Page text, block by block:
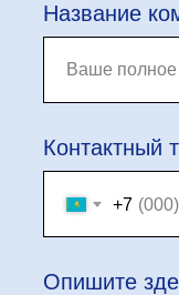
Название
Контактный
+7
Опишите